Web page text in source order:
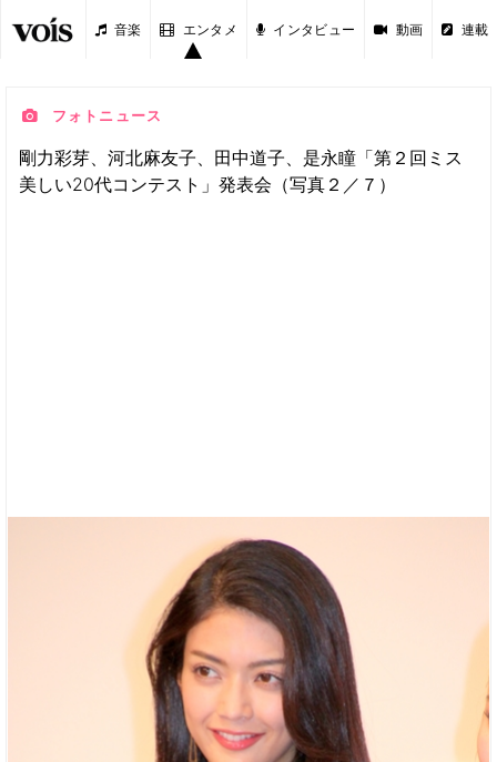
音楽 エンタメ インタビュー 動画 連載
フォトニュース
剛力彩芽、河北麻友子、田中道子、是永瞳「第２回ミス
美しい20代コンテスト」発表会（写真２／７）